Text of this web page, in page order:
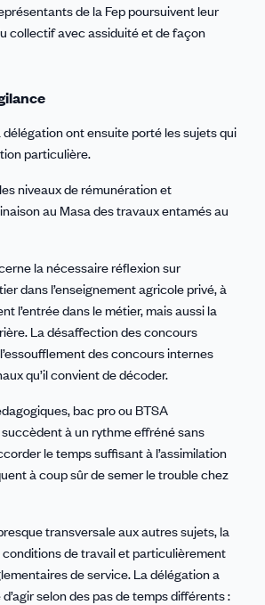
de la Fep poursuivent leur
collectif avec assiduité et de façon
délégation ont ensuite porté les sujets qui
particulière.
niveaux de rémunération et
au Masa des travaux entamés au
la nécessaire réflexion sur
dans l’enseignement agricole privé, à
l’entrée dans le métier, mais aussi la
La désaffection des concours
des concours internes
qu’il convient de décoder.
bac pro ou BTSA
à un rythme effréné sans
le temps suffisant à l’assimilation
à coup sûr de semer le trouble chez
transversale aux autres sujets, la
de travail et particulièrement
de service. La délégation a
selon des pas de temps différents :